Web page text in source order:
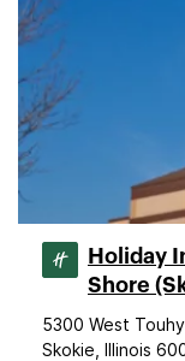
Holiday
Shore
5300 West
Skokie, Illinois